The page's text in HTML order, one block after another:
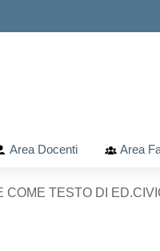
Area Docenti Area
COME TESTO DI